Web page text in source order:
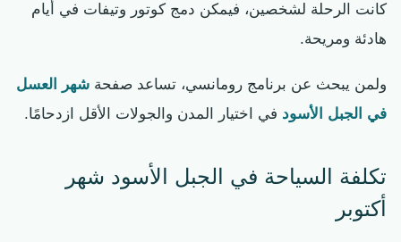
كانت الرحلة لشخصين، فيمكن دمج كوتور وتيفات في أيام
هادئة ومريحة.
ولمن يبحث عن برنامج رومانسي، تساعد صفحة شهر العسل
في الجبل الأسود في اختيار المدن والجولات الأقل ازدحامًا.
تكلفة السياحة في الجبل الأسود شهر
أكتوبر